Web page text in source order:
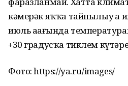
кәмерәк яҡҡа тайпылыу ҙа
июль аҙағында
+30 градусҡа тиклем
Фото: https://ya.ru/images/